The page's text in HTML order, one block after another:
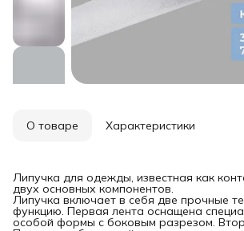
О товаре Характеристики
Липучка для одежды, известная как
двух основных компонентов.
Липучка включает в себя две прочные
функцию. Первая лента оснащена
особой формы с боковым разрезом.